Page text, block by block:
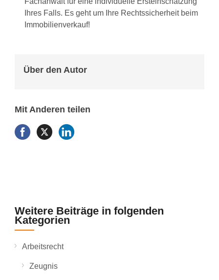
Ihres Falls. Es geht um Ihre Rechtssicherheit beim
Immobilienverkauf!
Über den Autor
Mit Anderen teilen
Weitere Beiträge in folgenden
Kategorien
Arbeitsrecht
Zeugnis